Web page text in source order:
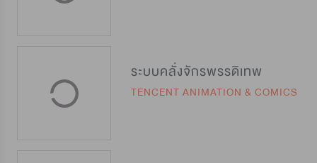
ระบบคลั่งจักรพรรดิเทพ
TENCENT ANIMATION & COMICS